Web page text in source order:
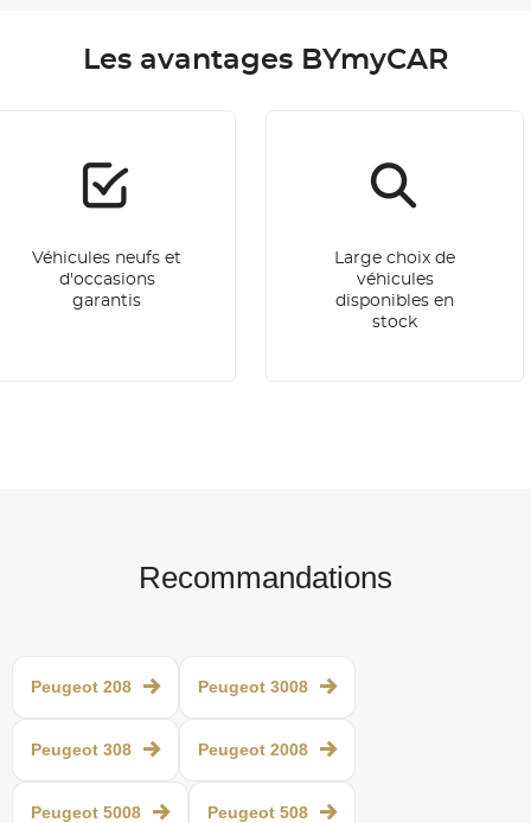
Les avantages BYmyCAR
Véhicules neufs et
d'occasions
garantis
Large choix de
véhicules
disponibles en
stock
Recommandations
Peugeot 208 Peugeot 3008
Peugeot 308 Peugeot 2008
Peugeot 5008 Peugeot 508